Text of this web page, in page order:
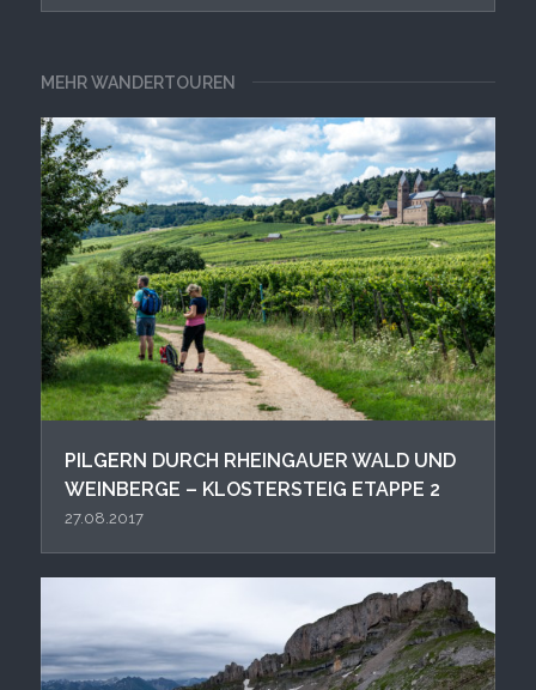
MEHR WANDERTOUREN
PIL GERN DURCH RHEINGAUER WALD UND
WEINBERGE – KLOSTERSTEIG ETAPPE 2
27.08.2017